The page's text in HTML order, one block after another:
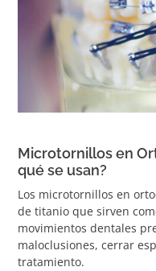
Microtornillos en
qué se usan?
Los microtornillos en
de titanio que sirven
movimientos dentales
maloclusiones, cerrar
tratamiento.